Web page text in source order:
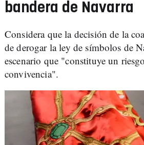
bandera de Navarra
Considera que la decisión de la
de derogar la ley de símbolos de
escenario que "constituye un
convivencia".